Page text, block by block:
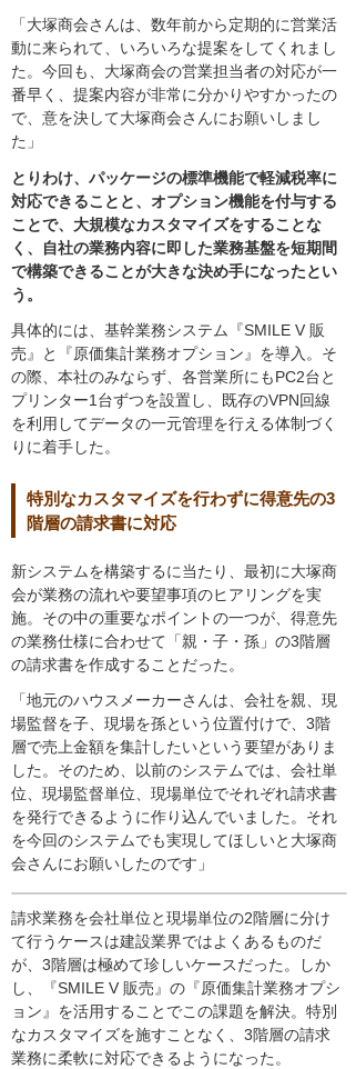
「大塚商会さんは、数年前から定期的に営業活
動に来られて、いろいろな提案をしてくれまし
た。今回も、大塚商会の営業担当者の対応が一
番早く、提案内容が非常に分かりやすかったの
で、意を決して大塚商会さんにお願いしまし
た」
とりわけ、パッケージの標準機能で軽減税率に
対応できることと、オプション機能を付与する
ことで、大規模なカスタマイズをすることな
く、自社の業務内容に即した業務基盤を短期間
で構築できることが大きな決め手になったとい
う。
具体的には、基幹業務システム『SMILE V 販
売』と『原価集計業務オプション』を導入。そ
の際、本社のみならず、各営業所にもPC2台と
プリンター1台ずつを設置し、既存のVPN回線
を利用してデータの一元管理を行える体制づく
りに着手した。
特別なカスタマイズを行わずに得意先の3
階層の請求書に対応
新システムを構築するに当たり、最初に大塚商
会が業務の流れや要望事項のヒアリングを実
施。その中の重要なポイントの一つが、得意先
の業務仕様に合わせて「親・子・孫」の3階層
の請求書を作成することだった。
「地元のハウスメーカーさんは、会社を親、現
場監督を子、現場を孫という位置付けで、3階
層で売上金額を集計したいという要望がありま
した。そのため、以前のシステムでは、会社単
位、現場監督単位、現場単位でそれぞれ請求書
を発行できるように作り込んでいました。それ
を今回のシステムでも実現してほしいと大塚商
会さんにお願いしたのです」
請求業務を会社単位と現場単位の2階層に分け
て行うケースは建設業界ではよくあるものだ
が、3階層は極めて珍しいケースだった。しか
し、『SMILE V 販売』の『原価集計業務オプシ
ョン』を活用することでこの課題を解決。特別
なカスタマイズを施すことなく、3階層の請求
業務に柔軟に対応できるようになった。